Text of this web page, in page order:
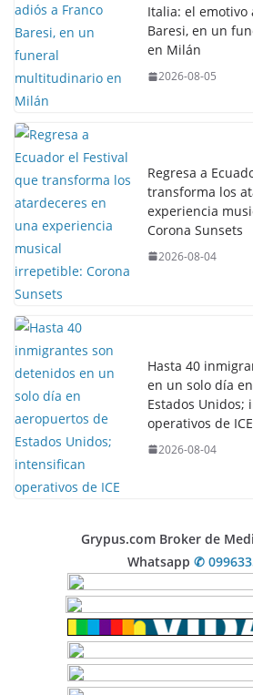
Italia: el emotivo
Baresi, en un
en Milán
2026-08-05
Regresa a
transforma los
experiencia
Corona Sunsets
2026-08-04
Hasta 40
en un solo día
Estados Unidos;
operativos de ICE
2026-08-04
Grypus.com Broker de
Whatsapp ✆